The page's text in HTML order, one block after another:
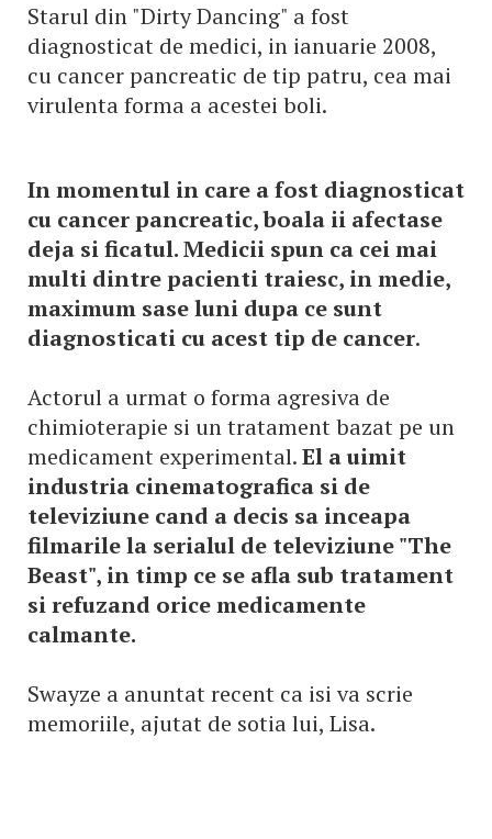
Starul din "Dirty Dancing" a fost
diagnosticat de medici, in ianuarie 2008,
cu cancer pancreatic de tip patru, cea mai
virulenta forma a acestei boli.
In momentul in care a fost diagnosticat
cu cancer pancreatic, boala ii afectase
deja si ficatul. Medicii spun ca cei mai
multi dintre pacienti traiesc, in medie,
maximum sase luni dupa ce sunt
diagnosticati cu acest tip de cancer.
Actorul a urmat o forma agresiva de
chimioterapie si un tratament bazat pe un
medicament experimental.El a uimit
industria cinematografica si de
televiziune cand a decis sa inceapa
filmarile la serialul de televiziune "The
Beast", in timp ce se afla sub tratament
si refuzand orice medicamente
calmante.
Swayze a anuntat recent ca isi va scrie
memoriile, ajutat de sotia lui, Lisa.